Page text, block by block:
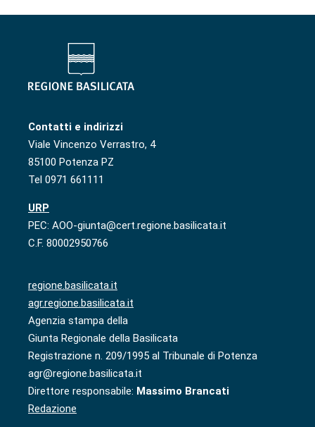
Contatti e indirizzi
Viale Vincenzo Verrastro, 4
85100 Potenza PZ
Tel 0971 661111
URP
PEC: AOO-giunta@cert.regione.basilicata.it
C.F. 80002950766
regione.basilicata.it
agr.regione.basilicata.it
Agenzia stampa della
Giunta Regionale della Basilicata
Registrazione n. 209/1995 al Tribunale di Potenza
agr@regione.basilicata.it
Direttore responsabile: Massimo Brancati
Redazione